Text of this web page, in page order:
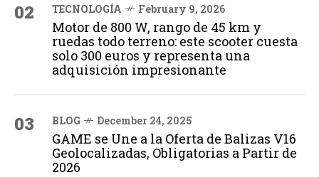
02 TECNOLOGÍA February 9, 2026
Motor de 800 W, rango de 45 km y
ruedas todo terreno: este scooter cuesta
solo 300 euros y representa una
adquisición impresionante
03 BLOG December 24, 2025
GAME se Une a la Oferta de Balizas V16
Geolocalizadas, Obligatorias a Partir de
2026